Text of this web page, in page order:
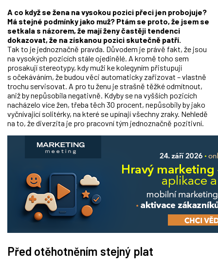
A co když se žena na vysokou pozici přeci jen probojuje?
Má stejné podmínky jako muž? Ptám se proto, že jsem se
setkala s názorem, že mají ženy častěji tendenci
dokazovat, že na získanou pozici skutečně patří.
Tak to je jednoznačně pravda. Důvodem je právě fakt, že jsou
na vysokých pozicích stále ojedinělé. A kromě toho sem
prosakují stereotypy, kdy muži ke kolegyním přistupují
s očekáváním, že budou věci automaticky zařizovat – vlastně
trochu servisovat. A pro tu ženu je strašně těžké odmítnout,
aniž by nepůsobila negativně. Kdyby se na vyšších pozicích
nacházelo více žen, třeba těch 30 procent, nepůsobily by jako
vyčnívající solitérky, na které se upínají všechny zraky. Nehledě
na to, že diverzita je pro pracovní tým jednoznačně pozitivní.
Před otěhotněním stejný plat